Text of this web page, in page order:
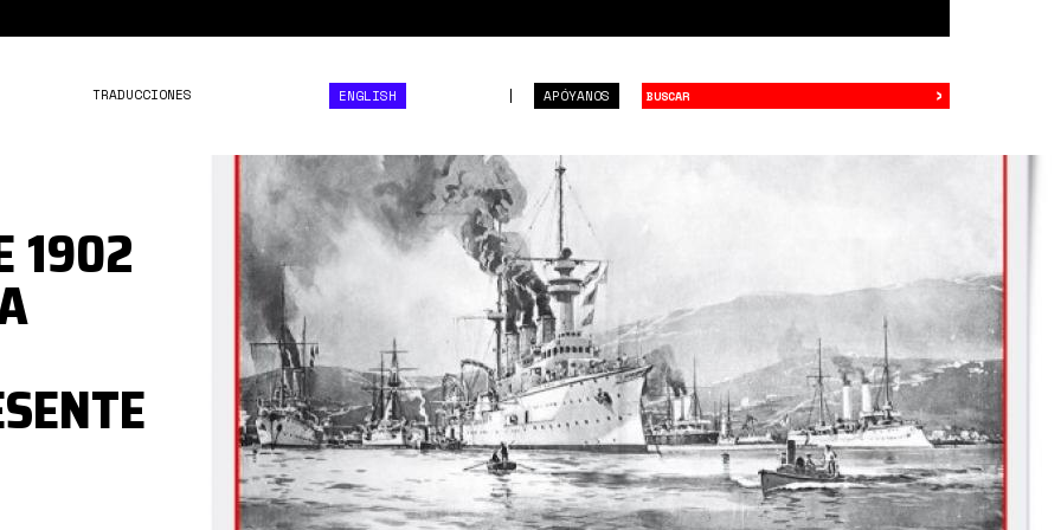
APÓYANOS
TRADUCCIONES ENGLISH ›
0_dNrbtQ-
vD2cKmx9L.jpg
1902